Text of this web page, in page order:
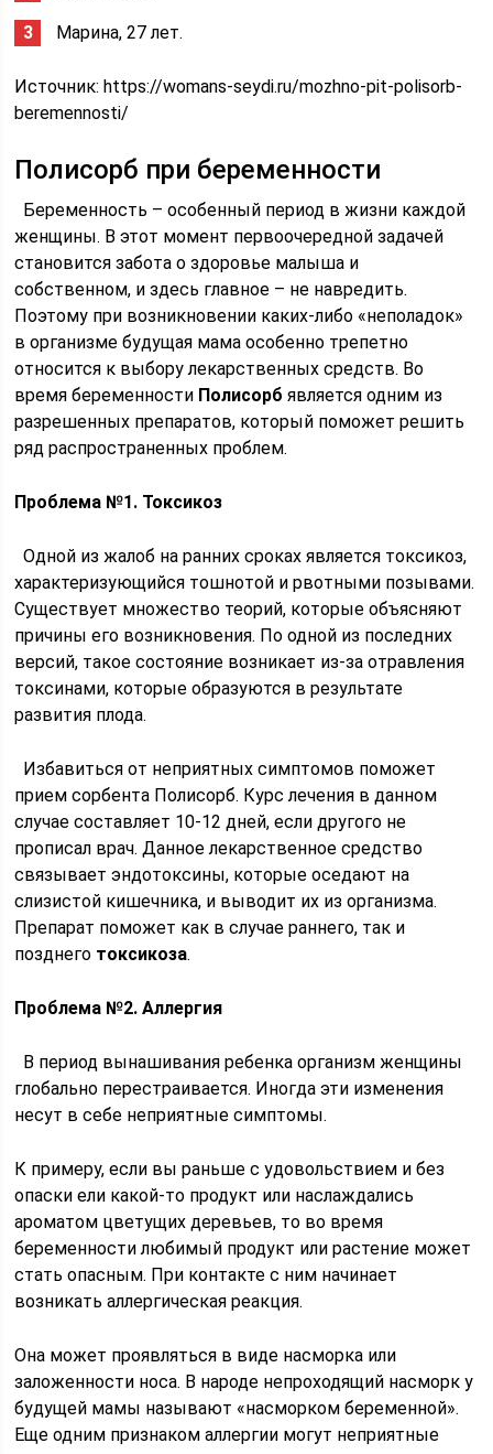
Марина, 27 лет.
Источник:https://womans-seydi.ru/mozhno-pit-polisorb-
beremennosti/
Полисорб при беременности
Беременность – особенный период в жизни каждой
женщины. В этот момент первоочередной задачей
становится забота о здоровье малыша и
собственном, и здесь главное – не навредить.
Поэтому при возникновении каких-либо «неполадок»
в организме будущая мама особенно трепетно
относится к выбору лекарственных средств. Во
время беременности Полисорб является одним из
разрешенных препаратов, который поможет решить
ряд распространенных проблем.
Проблема №1. Токсикоз
Одной из жалоб на ранних сроках является токсикоз,
характеризующийся тошнотой и рвотными позывами.
Существует множество теорий, которые объясняют
причины его возникновения. По одной из последних
версий, такое состояние возникает из-за отравления
токсинами, которые образуются в результате
развития плода.
Избавиться от неприятных симптомов поможет
прием сорбента Полисорб. Курс лечения в данном
случае составляет 10-12 дней, если другого не
прописал врач. Данное лекарственное средство
связывает эндотоксины, которые оседают на
слизистой кишечника, и выводит их из организма.
Препарат поможет как в случае раннего, так и
позднего токсикоза.
Проблема №2. Аллергия
В период вынашивания ребенка организм женщины
глобально перестраивается. Иногда эти изменения
несут в себе неприятные симптомы.
К примеру, если вы раньше с удовольствием и без
опаски ели какой-то продукт или наслаждались
ароматом цветущих деревьев, то во время
беременности любимый продукт или растение может
стать опасным. При контакте с ним начинает
возникать аллергическая реакция.
Она может проявляться в виде насморка или
заложенности носа. В народе непроходящий насморк у
будущей мамы называют «насморком беременной».
Еще одним признаком аллергии могут неприятные